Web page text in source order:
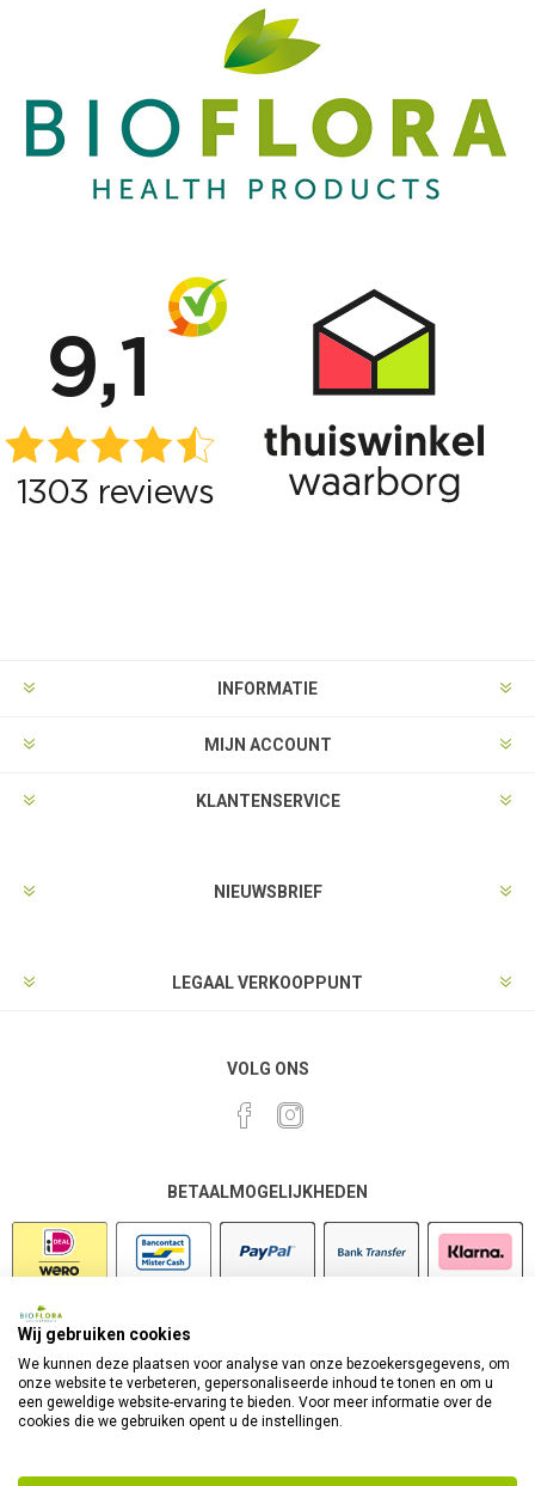
INFORMATIE
MIJN ACCOUNT
KLANTENSERVICE
NIEUWSBRIEF
LEGAAL VERKOOPPUNT
VOLG ONS
BETAALMOGELIJKHEDEN
Wij gebruiken cookies
We kunnen deze plaatsen voor analyse van onze bezoekersgegevens, om
onze website te verbeteren, gepersonaliseerde inhoud te tonen en om u
een geweldige website-ervaring te bieden. Voor meer informatie over de
cookies die we gebruiken opent u de instellingen.